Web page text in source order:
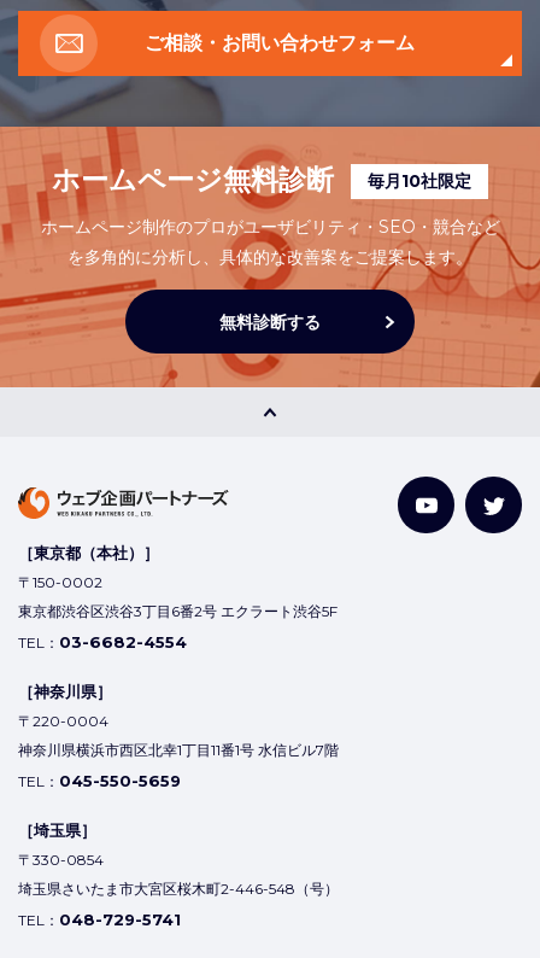
ご相談・お問い合わせフォーム
ホームページ無料診断 毎月10社限定
ホームページ制作のプロがユーザビリティ・SEO・競合など
を多角的に分析し、 具体的な改善案をご提案します。
無料診断する
［東京都（本社）］
〒150-0002
東京都渋谷区渋谷3丁目6番2号 エクラート渋谷5F
TEL： 03-6682-4554
［神奈川県］
〒220-0004
神奈川県横浜市西区北幸1丁目11番1号 水信ビル7階
TEL： 045-550-5659
［埼玉県］
〒330-0854
埼玉県さいたま市大宮区桜木町2-446-548（号）
TEL： 048-729-5741